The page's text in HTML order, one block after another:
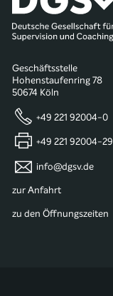
Geschäftsstelle
Hohenstaufenring 78
50674 Köln
+49 221 92004-0
+49 221 92004-29
info@dgsv.de
zur Anfahrt
zu den Öffnungszeiten